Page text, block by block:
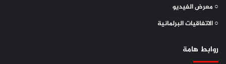
○ معرض الفيديو
○ الاتفاقيات البرلمانية
روابط هامة